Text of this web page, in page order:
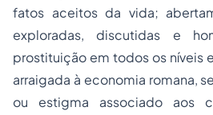
fatos aceitos da vida;
exploradas, discutidas e
prostituição em todos os níveis
arraigada à economia romana,
ou estigma associado aos